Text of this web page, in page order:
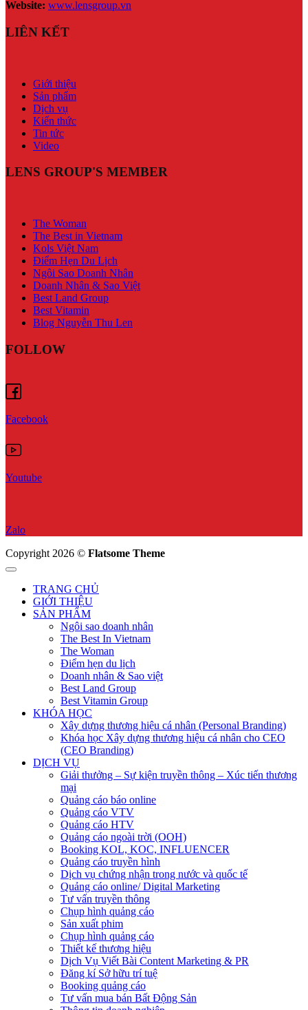
Website: www.lensgroup.vn
LIÊN KẾT
Giới thiệu
Sản phẩm
Dịch vụ
Kiến thức
Tin tức
Video
LENS GROUP'S MEMBER
The Woman
The Best in Vietnam
Kols Việt Nam
Điểm Hẹn Du Lịch
Ngôi Sao Doanh Nhân
Doanh Nhân & Sao Việt
Best Land Group
Best Vitamin
Blog Nguyễn Thu Len
FOLLOW
Facebook
Youtube
Zalo
Copyright 2026 © Flatsome Theme
TRANG CHỦ
GIỚI THIỆU
SẢN PHẨM
Ngôi sao doanh nhân
The Best In Vietnam
The Woman
Điểm hẹn du lịch
Doanh nhân & Sao việt
Best Land Group
Best Vitamin Group
KHÓA HỌC
Xây dựng thương hiệu cá nhân (Personal Branding)
Khóa học Xây dựng thương hiệu cá nhân cho CEO
(CEO Branding)
DỊCH VỤ
Giải thưởng – Sự kiện truyền thông – Xúc tiến thương
mại
Quảng cáo báo online
Quảng cáo VTV
Quảng cáo HTV
Quảng cáo ngoài trời (OOH)
Booking KOL, KOC, INFLUENCER
Quảng cáo truyền hình
Dịch vụ chứng nhận trong nước và quốc tế
Quảng cáo online/ Digital Marketing
Tư vấn truyền thông
Chụp hình quảng cáo
Sản xuất phim
Chụp hình quảng cáo
Thiết kế thương hiệu
Dịch Vụ Viết Bài Content Marketing & PR
Đăng kí Sở hữu trí tuệ
Booking quảng cáo
Tư vấn mua bán Bất Động Sản